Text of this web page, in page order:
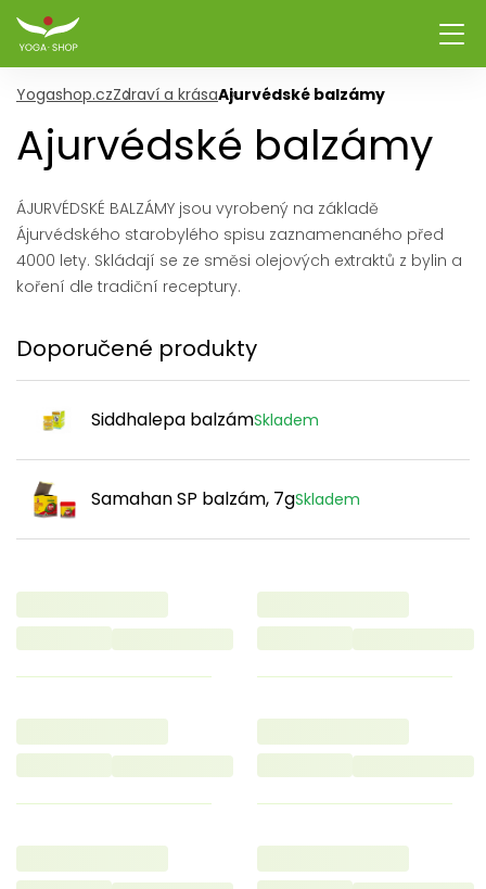
Yogashop.czZdraví a krásaAjurvédské balzámy
Ajurvédské balzámy
ÁJURVÉDSKÉ BALZÁMY jsou vyrobený na základě
Ájurvédského starobylého spisu zaznamenaného před
4000 lety. Skládají se ze směsi olejových extraktů z bylin a
koření dle tradiční receptury.
Doporučené produkty
Siddhalepa balzámSkladem
Samahan SP balzám, 7gSkladem